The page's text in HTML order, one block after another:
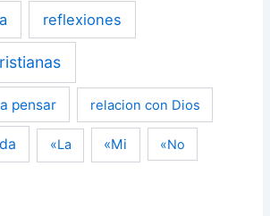
reflexiones
pensar relacion con Dios
«La «Mi «No